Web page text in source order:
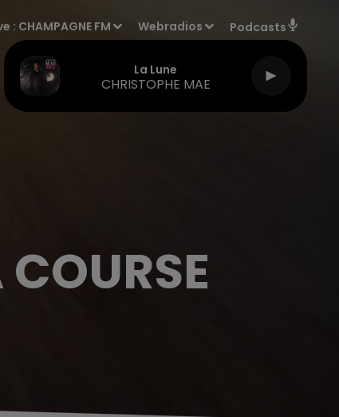
: CHAMPAGNE FM Webradios Podcasts
La Lune
CHRISTOPHE MAE